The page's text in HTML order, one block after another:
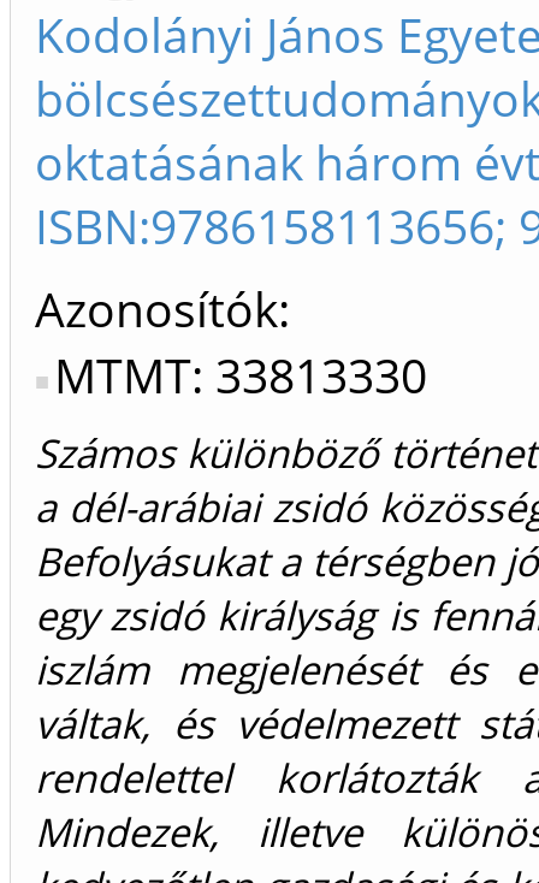
Kodolányi János
oktatásának három
ISBN:9786158113656;
Azonosítók
MTMT: 33813330
Számos különböző
a dél-arábiai zsidó
Befolyásukat a térségben
egy zsidó királyság is
iszlám megjelenését és
váltak, és védelmezett
rendelettel korlátozták
Mindezek, illetve